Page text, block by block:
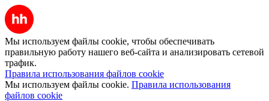
Мы используем файлы cookie, чтобы обеспечивать
правильную работу нашего веб-сайта и анализировать сетевой
трафик.
Правила использования файлов cookie
Мы используем файлы cookie. Правила использования
файлов cookie